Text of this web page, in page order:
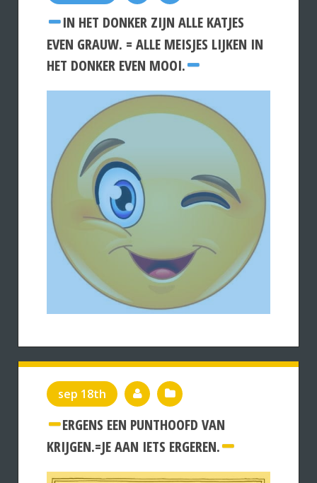
IN HET DONKER ZIJN ALLE KATJES
EVEN GRAUW. = ALLE MEISJES LIJKEN IN
HET DONKER EVEN MOOI.
sep 18th
ERGENS EEN PUNTHOOFD VAN
KRIJGEN.=JE AAN IETS ERGEREN.